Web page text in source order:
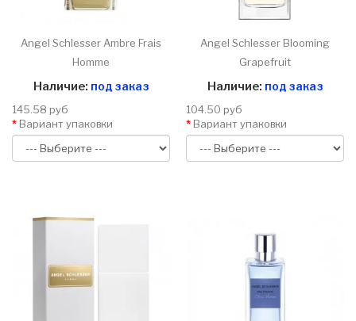
Angel Schlesser Ambre Frais
Homme
Наличие: под заказ
145.58 руб
Вариант упаковки
Angel Schlesser Blooming
Grapefruit
Наличие: под заказ
104.50 руб
Вариант упаковки